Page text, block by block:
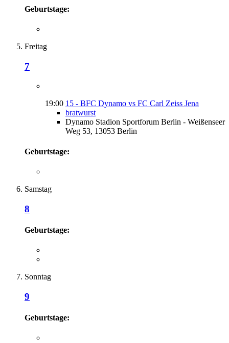
Geburtstage:
Freitag
7
19:00 15 - BFC Dynamo vs FC Carl Zeiss Jena
bratwurst
Dynamo Stadion Sportforum Berlin - Weißenseer
Weg 53, 13053 Berlin
Geburtstage:
Samstag
8
Geburtstage:
Sonntag
9
Geburtstage: